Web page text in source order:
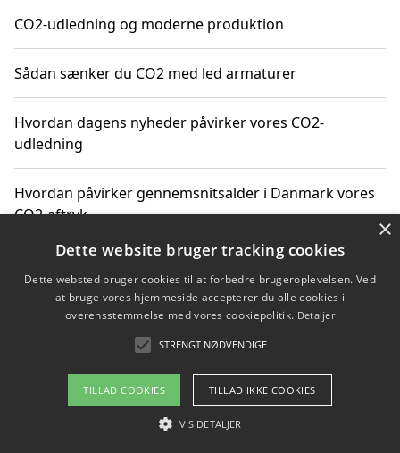
CO2-udledning og moderne produktion
Sådan sænker du CO2 med led armaturer
Hvordan dagens nyheder påvirker vores CO2-
udledning
Hvordan påvirker gennemsnitsalder i Danmark vores
CO2-aftryk
Hvordan nyheder om CO2-udledning påvirker vores
hverdag
Om / kontakt
Blog Betingelser
×
Dette website bruger tracking cookies
Dette websted bruger cookies til at forbedre brugeroplevelsen. Ved
at bruge vores hjemmeside accepterer du alle cookies i
overensstemmelse med vores cookiepolitik. Detaljer
STRENGT NØDVENDIGE
TILLAD COOKIES TILLAD IKKE COOKIES
VIS DETALJER